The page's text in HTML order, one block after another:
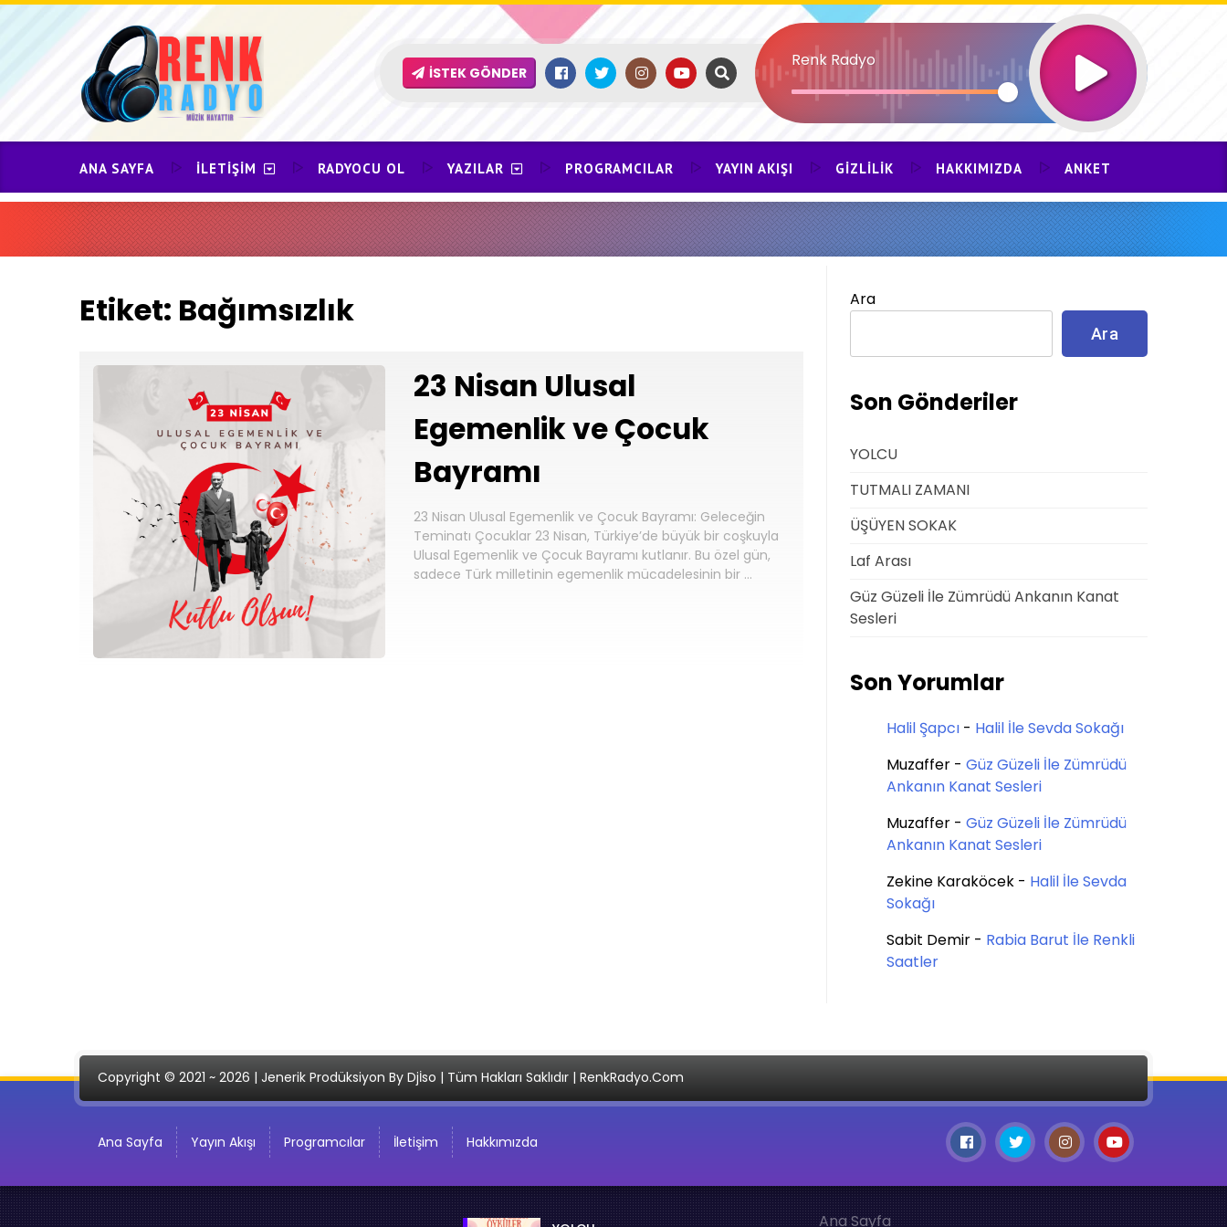
Skip
content
İSTEK GÖNDER
Renk Radyo
ANA SAYFA İLETIŞIM RADYOCU OL YAZILAR PROGRAMCILAR YAYIN AKIŞI GIZLILIK HAKKIMIZDA ANKET
Etiket: Bağımsızlık
23 Nisan Ulusal
Egemenlik ve Çocuk
Bayramı
23 Nisan Ulusal Egemenlik ve Çocuk Bayramı: Geleceğin
Teminatı Çocuklar 23 Nisan, Türkiye’de büyük bir coşkuyla
Ulusal Egemenlik ve Çocuk Bayramı kutlanır. Bu özel gün,
sadece Türk milletinin egemenlik mücadelesinin bir …
Ara
Ara
Son Gönderiler
YOLCU
TUTMALI ZAMANI
ÜŞÜYEN SOKAK
Laf Arası
Güz Güzeli İle Zümrüdü Ankanın Kanat
Sesleri
Son Yorumlar
Halil Şapcı - Halil İle Sevda Sokağı
Muzaffer - Güz Güzeli İle Zümrüdü
Ankanın Kanat Sesleri
Muzaffer - Güz Güzeli İle Zümrüdü
Ankanın Kanat Sesleri
Zekine Karaköcek - Halil İle Sevda
Sokağı
Sabit Demir - Rabia Barut İle Renkli
Saatler
Copyright © 2021 ~ 2026 | Jenerik Prodüksiyon By Djİso | Tüm Hakları Saklıdır | RenkRadyo.Com
Ana Sayfa Yayın Akışı Programcılar İletişim Hakkımızda
Ana Sayfa